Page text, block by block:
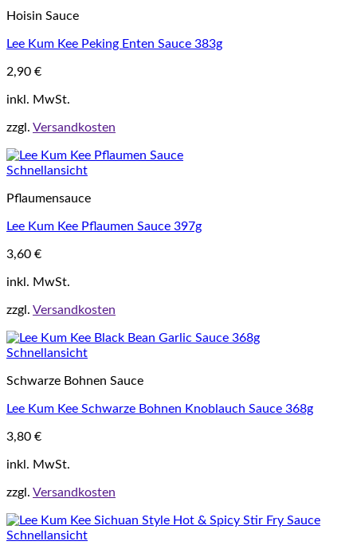
Hoisin Sauce
Lee Kum Kee Peking Enten Sauce 383g
2,90 €
inkl. MwSt.
zzgl. Versandkosten
Schnellansicht
Pflaumensauce
Lee Kum Kee Pflaumen Sauce 397g
3,60 €
inkl. MwSt.
zzgl. Versandkosten
Schnellansicht
Schwarze Bohnen Sauce
Lee Kum Kee Schwarze Bohnen Knoblauch Sauce 368g
3,80 €
inkl. MwSt.
zzgl. Versandkosten
Schnellansicht